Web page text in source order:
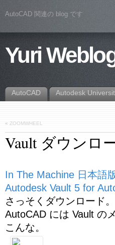
AutoCAD 関連の blog です
Yuri
AutoCAD Autodesk
« ZOOMWHEEL
Vault ダウンロ
In The Machine 日本語
Autodesk Vault 5 for
さっそくダウンロード。
AutoCAD には Vault の
こんな。